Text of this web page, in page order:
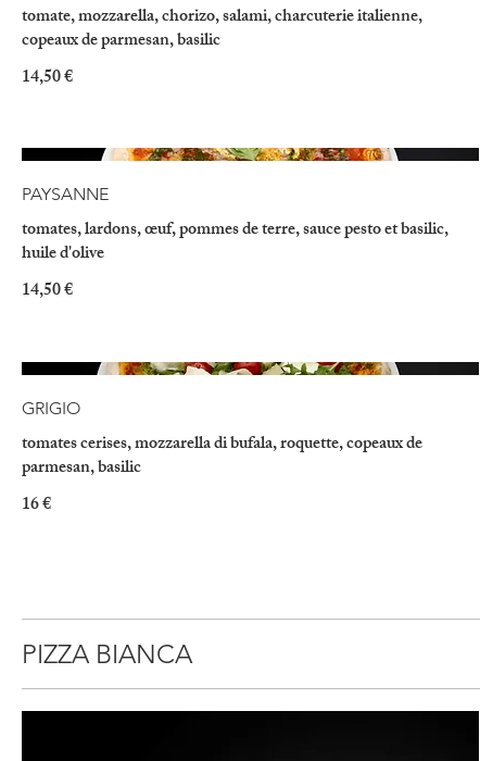
tomate, mozzarella, chorizo, salami, charcuterie italienne,
copeaux de parmesan, basilic
14,50 €
PAYSANNE
tomates, lardons, œuf, pommes de terre, sauce pesto et basilic,
huile d'olive
14,50 €
GRIGIO
tomates cerises, mozzarella di bufala, roquette, copeaux de
parmesan, basilic
16 €
PIZZA BIANCA